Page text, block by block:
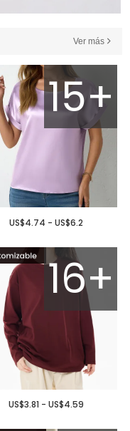
Ver más
15+
US$4.74 - US$6.2
16+
US$3.81 - US$4.59